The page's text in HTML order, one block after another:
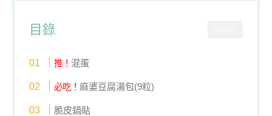
目錄
推！ 混蛋
必吃！ 麻婆豆腐湯包(9粒)
脆皮鍋貼